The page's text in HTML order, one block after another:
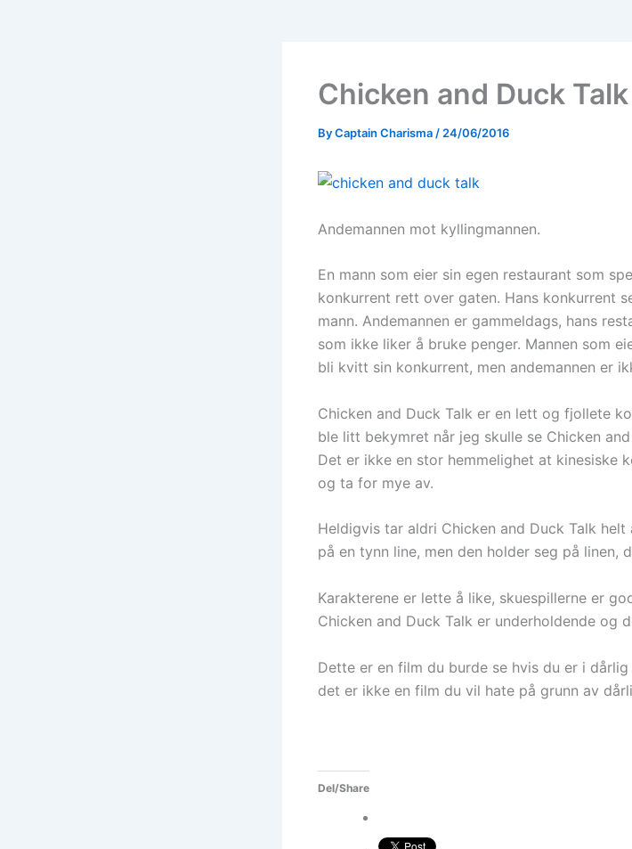
Chicken and Duck
ByCaptain Charisma/24/06/2016
Andemannen mot kyllingmannen.
En mann som eier sin egen restaurant som
konkurrent rett over gaten. Hans konkurrent
mann. Andemannen er gammeldags, hans
som ikke liker å bruke penger. Mannen som
bli kvitt sin konkurrent, men andemannen er
Chicken and Duck Talk er en lett og fjollete
ble litt bekymret når jeg skulle se Chicken
Det er ikke en stor hemmelighet at kinesiske
og ta for mye av.
Heldigvis tar aldri Chicken and Duck Talk
på en tynn line, men den holder seg på linen,
Karakterene er lette å like, skuespillerne er
Chicken and Duck Talk er underholdende og
Dette er en film du burde se hvis du er i
det er ikke en film du vil hate på grunn av
Del/Share